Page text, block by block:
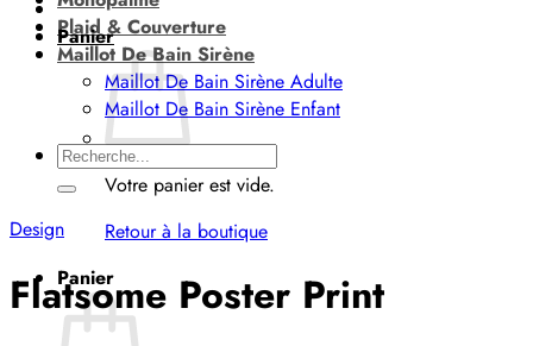
Panier
Votre panier est vide.
Retour à la boutique
Panier
Plaid & Couverture
Maillot De Bain Sirène
Maillot De Bain Sirène Adulte
Maillot De Bain Sirène Enfant
Recherche
pour :
Design
Flatsome Poster Print